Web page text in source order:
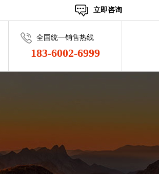
立即咨询
全国统一销售热线
183-6002-6999